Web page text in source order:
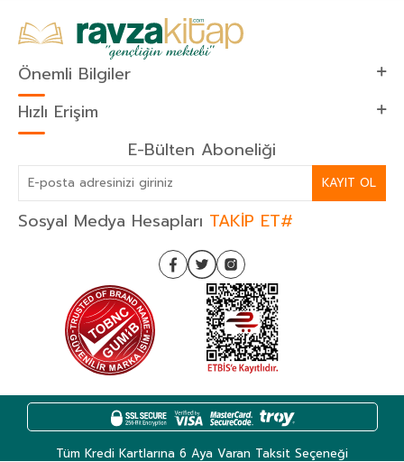
Önemli Bilgiler
Hızlı Erişim
E-Bülten Aboneliği
KAYIT OL
Sosyal Medya Hesapları TAKİP ET#
Tüm Kredi Kartlarına 6 Aya Varan Taksit Seçeneği